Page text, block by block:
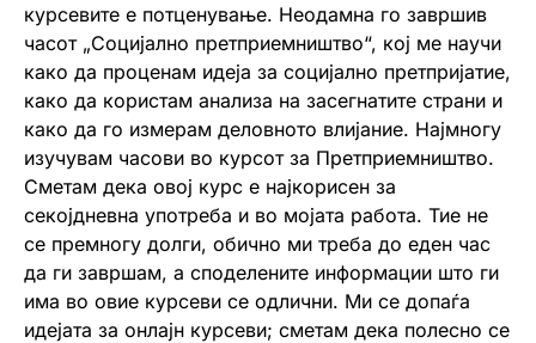
курсевите е потценување. Неодамна го завршив
часот „Социјално претприемништво“, кој ме научи
како да проценам идеја за социјално претпријатие,
како да користам анализа на засегнатите страни и
како да го измерам деловното влијание. Најмногу
изучувам часови во курсот за Претприемништво.
Сметам дека овој курс е најкорисен за
секојдневна употреба и во мојата работа. Тие не
се премногу долги, обично ми треба до еден час
да ги завршам, а споделените информации што ги
има во овие курсеви се одлични. Ми се допаѓа
идејата за онлајн курсеви; сметам дека полесно се